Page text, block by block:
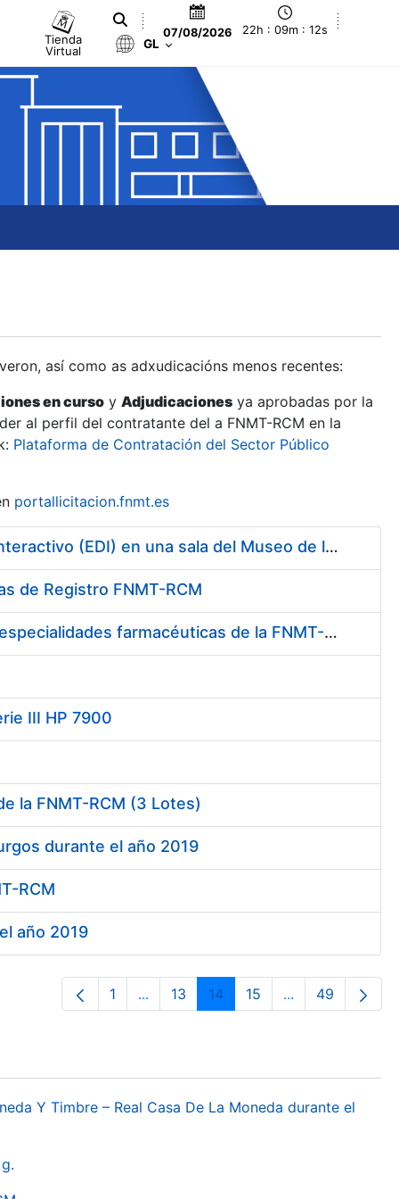
Tienda
Virtual
07/08/2026 22h : 09m : 13s
GL
así como as adxudicacións menos recentes:
en curso y Adjudicaciones ya aprobadas por la
al perfil del contratante del a FNMT-RCM en la
Plataforma de Contratación del Sector Público
portallicitacion.fnmt.es
Contratación de la Construcción y Montaje de un Espacio Demo Interactivo (EDI) en una sala del Museo de la Fábrica Nacional de Moneda y Timbre-Real Casa de la Moneda en Madrid
de Registro FNMT-RCM
Contratación del suministro de medicamentos, vacunas y demás especialidades farmacéuticas de la FNMT-RCM
III HP 7900
la FNMT-RCM (3 Lotes)
durante el año 2019
RCM
año 2019
Páxina
1 ...Páxinas intermedias Use pestaña
Páxina
13 Páxina
14 Páxina
15 ...PáxinasPáxina
49
Y Timbre – Real Casa De La Moneda durante el